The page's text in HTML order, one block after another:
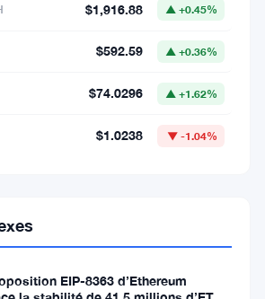
$1,916.88 ▲ +0.45%
$592.59 ▲ +0.36%
$74.0296 ▲ +1.62%
$1.0238 ▼ -1.04%
EIP-8363 d’Ethereum